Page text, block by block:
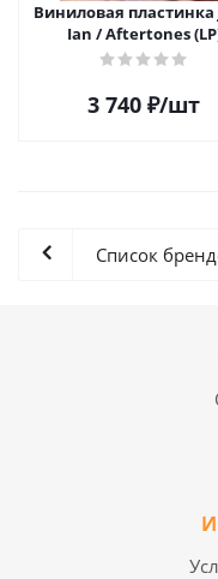
Виниловая пластинка
Ian / Aftertones
3 740 ₽/шт
Список